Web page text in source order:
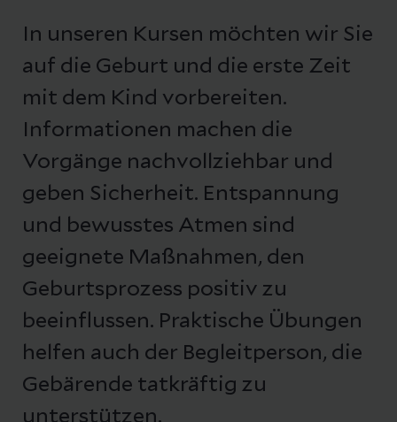
In unseren Kursen möchten wir Sie
auf die Geburt und die erste Zeit
mit dem Kind vorbereiten.
Informationen machen die
Vorgänge nachvollziehbar und
geben Sicherheit. Entspannung
und bewusstes Atmen sind
geeignete Maßnahmen, den
Geburtsprozess positiv zu
beeinflussen. Praktische Übungen
helfen auch der Begleitperson, die
Gebärende tatkräftig zu
unterstützen.